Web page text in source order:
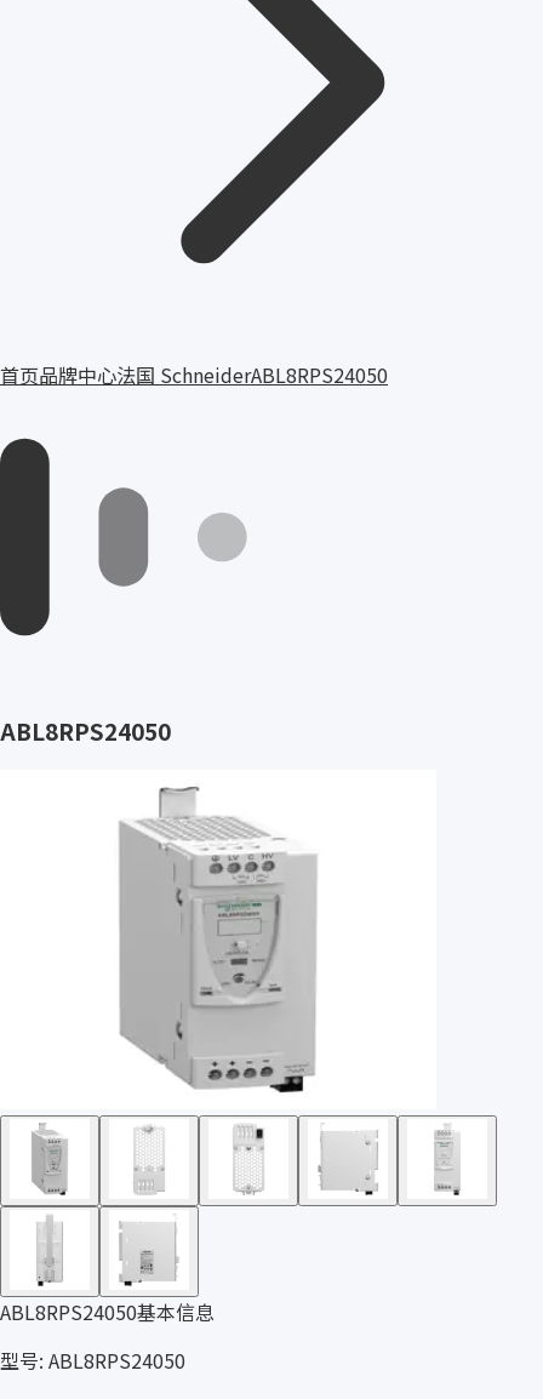
首页品牌中心法国 SchneiderABL8RPS24050
ABL8RPS24050
ABL8RPS24050基本信息
型号: ABL8RPS24050